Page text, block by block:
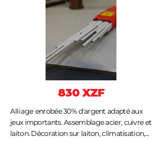
830 XZF
Alliage enrobée 30% d'argent adapté aux
jeux importants. Assemblage acier, cuivre et
laiton. Décoration sur laiton, climatisation,...